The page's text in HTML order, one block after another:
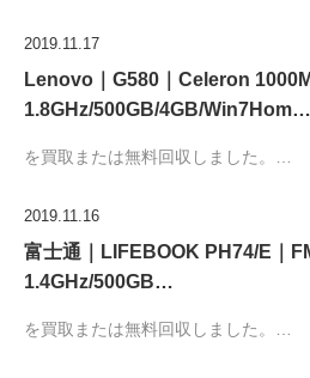
2019.11.17
Lenovo｜G580｜Celeron 1000M
1.8GHz/500GB/4GB/Win7Hom…
を買取または無料回収しました。…
2019.11.16
富士通｜LIFEBOOK PH74/E｜
1.4GHz/500GB…
を買取または無料回収しました。…